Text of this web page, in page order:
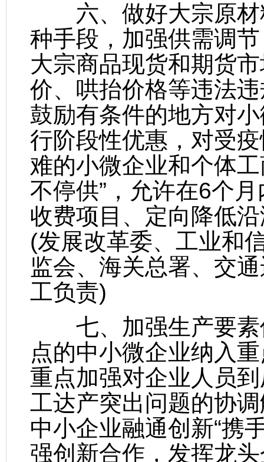
六、做好大宗原材
种手段，加强供需调
大宗商品现货和期货
价、哄抬价格等违法
鼓励有条件的地方对
行阶段性优惠，对受
难的小微企业和个体
不停供”，允许在6个
收费项目、定向降低
(发展改革委、工业和
监会、海关总署、交
工负责)
七、加强生产要素
点的中小微企业纳入
重点加强对企业人员
工达产突出问题的协
中小企业融通创新“携
强创新合作，发挥龙